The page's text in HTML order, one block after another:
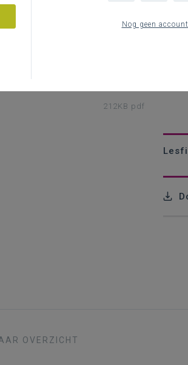
een formele e-
212KB pdf
OVERZICHT
Nog geen